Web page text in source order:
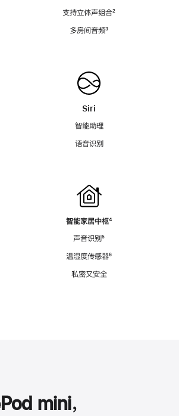
支持立体声组合脚
²
多房间音频脚
³
Siri
智能助理
语音识别
智能家居中枢脚
⁴
声音识别脚
⁵
温湿度传感器脚
⁶
私密又安全
mini，